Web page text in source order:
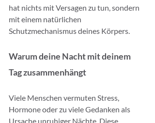
hat nichts mit Versagen zu tun, sondern
mit einem natürlichen
Schutzmechanismus deines Körpers.
Warum deine Nacht mit deinem
Tag zusammenhängt
Viele Menschen vermuten Stress,
Hormone oder zu viele Gedanken als
Ursache unruhiger Nächte. Diese